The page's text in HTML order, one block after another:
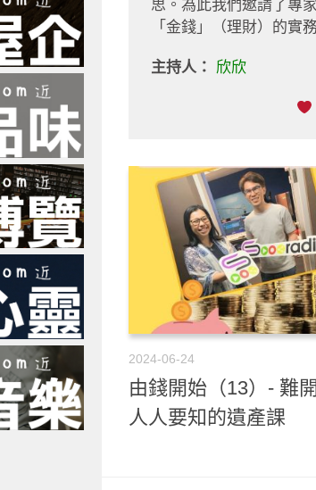
思。為此我們邀請了專
「金錢」（理財）的實
主持人： 欣欣
2024-06-24
由錢開始（13）-
人人要知的遺產課